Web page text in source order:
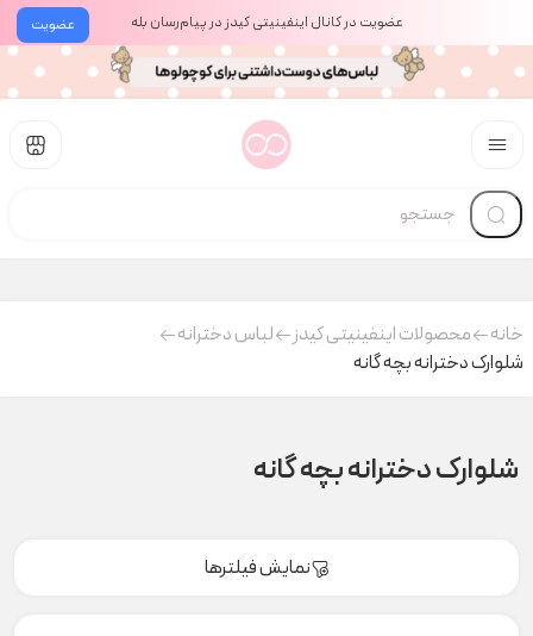
عضویت عضویت در کانال اینفینیتی کیدز در پیام‌رسان بله
خانه محصولات اینفینیتی کیدز
لباس دخترانه
شلوارک دخترانه بچه گانه
شلوارک دخترانه بچه گانه
نمایش فیلترها